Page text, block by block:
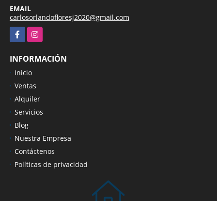
EMAIL
carlosorlandofloresj2020@gmail.com
FacebookInstagram
INFORMACIÓN
Inicio
Ventas
Alquiler
Servicios
Blog
Nuestra Empresa
Contáctenos
Políticas de privacidad